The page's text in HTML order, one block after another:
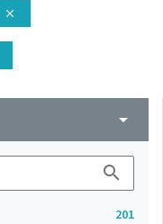
close
arrow_drop_down
search
201